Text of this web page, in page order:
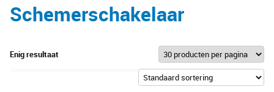
Schemerschakelaar
Enig resultaat